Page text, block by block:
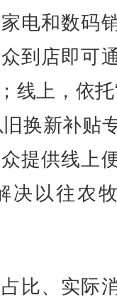
电和数码
到店即可
线上，依托
换新补贴
提供线上
决以往农
、实际